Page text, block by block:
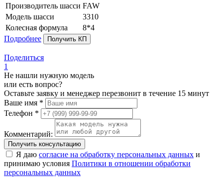
Производитель шасси FAW
Модель шасси
3310
Колесная формула
8*4
Подробнее
Получить КП
Поделиться
1
Не нашли нужную модель
или есть вопрос?
Оставьте заявку и менеджер перезвонит в течение 15 минут
Ваше имя *
Телефон *
Комментарий:
Получить консультацию
Я даю согласие на обработку персональных данных и
принимаю условия Политики в отношении обработки
персональных данных